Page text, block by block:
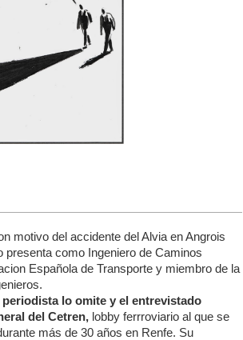
motivo del accidente del Alvia en Angrois
como Ingeniero de Caminos
Española de Transporte y miembro de la
lo omite y el entrevistado
del Cetren, lobby ferrroviario al que se
más de 30 años en Renfe. Su